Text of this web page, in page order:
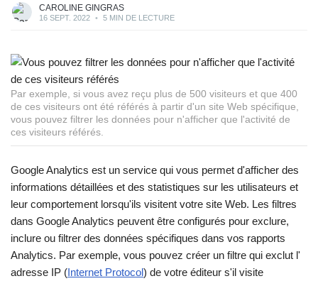
CAROLINE GINGRAS
16 SEPT. 2022 • 5 MIN DE LECTURE
Par exemple, si vous avez reçu plus de 500 visiteurs et que 400
de ces visiteurs ont été référés à partir d'un site Web spécifique,
vous pouvez filtrer les données pour n'afficher que l'activité de
ces visiteurs référés.
Google Analytics est un service qui vous permet d'afficher des
informations détaillées et des statistiques sur les utilisateurs et
leur comportement lorsqu'ils visitent votre site Web. Les filtres
dans Google Analytics peuvent être configurés pour exclure,
inclure ou filtrer des données spécifiques dans vos rapports
Analytics. Par exemple, vous pouvez créer un filtre qui exclut l'
adresse IP (Internet Protocol) de votre éditeur s'il visite